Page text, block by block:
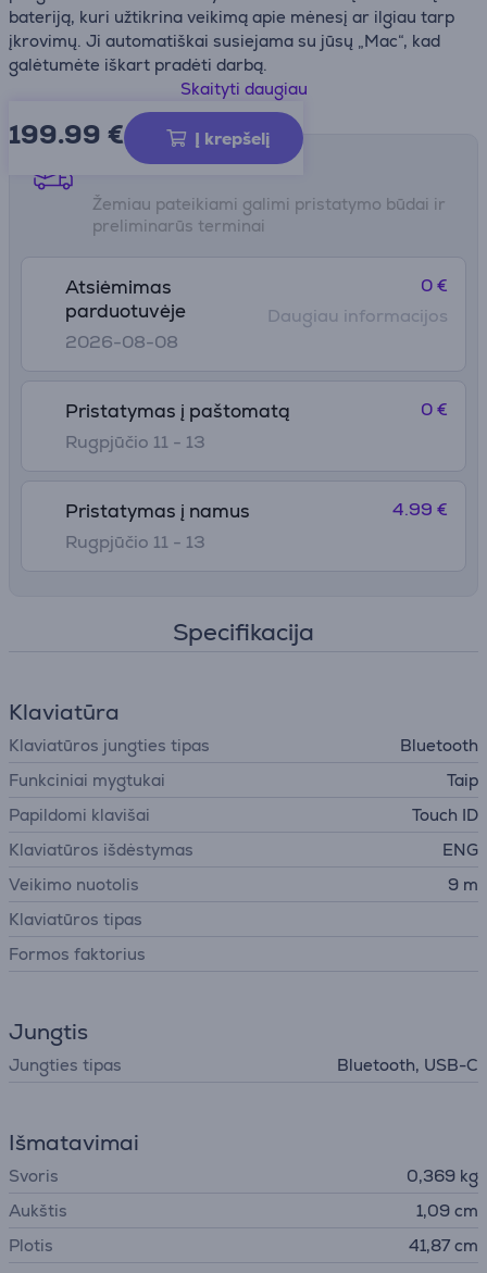
bateriją, kuri užtikrina veikimą apie mėnesį ar ilgiau tarp
įkrovimų. Ji automatiškai susiejama su jūsų „Mac“, kad
galėtumėte iškart pradėti darbą.
Klaviatūroje yra USB-C jungtis, o komplekte esantis austu
USB-C įkrovimo laidas leidžia susieti ir įkrauti įrenginį,
prijungus jį prie „Mac“ USB-C jungties. Tokiu būdu galite
įkrauti visus mėgstamus įrenginius naudodami tik vieną
Skaityti daugiau
199.99 € Į krepšelį
Pristatymo būdai
Žemiau pateikiami galimi pristatymo būdai ir
preliminarūs terminai
Atsiėmimas
parduotuvėje
2026-08-08
0 €
Daugiau informacijos
Pristatymas į paštomatą
Rugpjūčio 11 - 13
0 €
Pristatymas į namus
Rugpjūčio 11 - 13
4.99 €
Specifikacija
Klaviatūra
Klaviatūros jungties tipas
Bluetooth
Funkciniai mygtukai
Taip
Papildomi klavišai
Touch ID
Klaviatūros išdėstymas
ENG
Veikimo nuotolis
9 m
Klaviatūros tipas
Formos faktorius
Jungtis
Jungties tipas Bluetooth, USB-C
Išmatavimai
Svoris
0,369 kg
Aukštis
1,09 cm
Plotis
41,87 cm